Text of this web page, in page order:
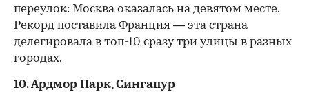
переулок: Москва оказалась на девятом месте.
Рекорд поставила Франция — эта страна
делегировала в топ-10 сразу три улицы в разных
городах.
10. Ардмор Парк, Сингапур